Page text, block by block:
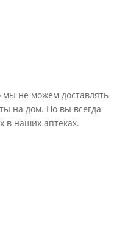
не можем доставлять
на дом. Но вы всегда
в наших аптеках.